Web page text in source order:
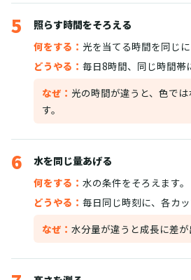
5
照らす時間をそろえる
何をする： 光を当てる時間を同じに
どうやる： 毎日8時間、同じ時間帯
なぜ： 光の時間が違うと、色で
す。
6
水を同じ量あげる
何をする： 水の条件をそろえます。
どうやる： 毎日同じ時刻に、各カ
なぜ： 水分量が違うと成長に差が